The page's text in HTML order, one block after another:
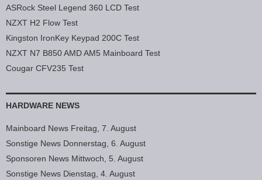
ASRock Steel Legend 360 LCD Test
NZXT H2 Flow Test
Kingston IronKey Keypad 200C Test
NZXT N7 B850 AMD AM5 Mainboard Test
Cougar CFV235 Test
HARDWARE NEWS
Mainboard News Freitag, 7. August
Sonstige News Donnerstag, 6. August
Sponsoren News Mittwoch, 5. August
Sonstige News Dienstag, 4. August